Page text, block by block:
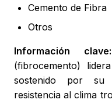
Cemento de Fibra
Otros
Información clave:
(fibrocemento)
sostenido por su
resistencia al clima